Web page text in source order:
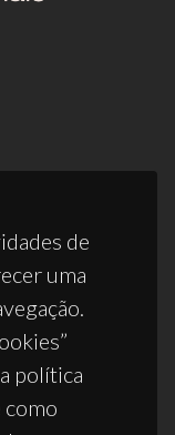
de
uma
política
como